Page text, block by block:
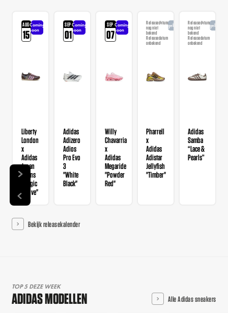
AUG
15
Coming
soon
Liberty
London
x
Adidas
Japan
Wmns
"Magic
Mauve"
SEP
01
Coming
soon
Adidas
Adizero
Adios
Pro Evo
3
"White
Black"
SEP
07
Coming
soon
Willy
Chavarria
x
Adidas
Megaride
"Powder
Red"
Releasedatum
nog niet
bekend
Releasedatum
onbekend
Aangekondigd
Pharrell
x
Adidas
Adistar
Jellyfish
"Timber"
Releasedatum
nog niet
bekend
Releasedatum
onbekend
Adidas
Samba
“Lace &
Pearls”
Bekijk releasekalender
TOP 5 DEZE WEEK
ADIDAS MODELLEN Alle Adidas sneakers